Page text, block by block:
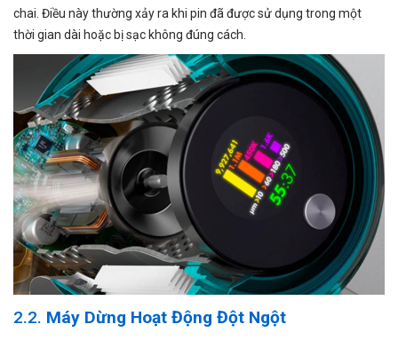
chai. Điều này thường xảy ra khi pin đã được sử dụng trong một
thời gian dài hoặc bị sạc không đúng cách.
2.2. Máy Dừng Hoạt Động Đột Ngột